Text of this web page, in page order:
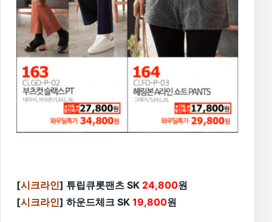
[시크라인] 튜립큐롯팬츠 SK 24,800원
[시크라인] 하운드체크 SK 19,800원